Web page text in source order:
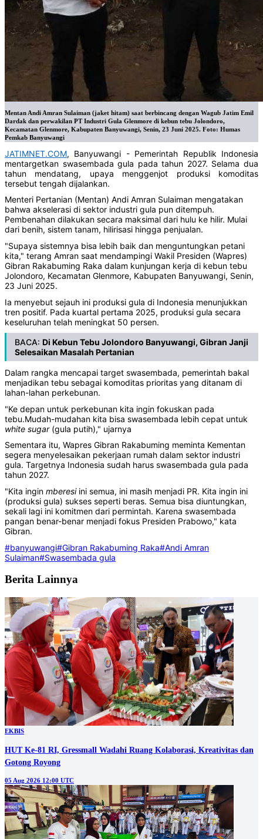
Mentan Andi Amran Sulaiman (jaket hitam) saat berbincang dengan Wagub Jatim Emil
Dardak dan perwakilan PT Industri Gula Glenmore di kebun tebu Jolondoro,
Kecamatan Glenmore, Kabupaten Banyuwangi, Senin, 23 Juni 2025. Foto: Humas
Pemkab Banyuwangi
JATIMNET.COM, Banyuwangi - Pemerintah Republik Indonesia
mentargetkan swasembada gula pada tahun 2027. Selama dua
tahun mendatang, upaya menggenjot produksi komoditas
tersebut tengah dijalankan.
Menteri Pertanian (Mentan) Andi Amran Sulaiman mengatakan
bahwa akselerasi di sektor industri gula pun ditempuh.
Pembenahan dilakukan secara maksimal dari hulu ke hilir. Mulai
dari benih, sistem tanam, hilirisasi hingga penjualan.
"Supaya sistemnya bisa lebih baik dan menguntungkan petani
kita," terang Amran saat mendampingi Wakil Presiden (Wapres)
Gibran Rakabuming Raka dalam kunjungan kerja di kebun tebu
Jolondoro, Kecamatan Glenmore, Kabupaten Banyuwangi, Senin,
23 Juni 2025.
Ia menyebut sejauh ini produksi gula di Indonesia menunjukkan
tren positif. Pada kuartal pertama 2025, produksi gula secara
keseluruhan telah meningkat 50 persen.
BACA: Di Kebun Tebu Jolondoro Banyuwangi, Gibran Janji
Selesaikan Masalah Pertanian
Dalam rangka mencapai target swasembada, pemerintah bakal
menjadikan tebu sebagai komoditas prioritas yang ditanam di
lahan-lahan perkebunan.
"Ke depan untuk perkebunan kita ingin fokuskan pada
tebu.Mudah-mudahan kita bisa swasembada lebih cepat untuk
white sugar(gula putih)," ujarnya
Sementara itu, Wapres Gibran Rakabuming meminta Kementan
segera menyelesaikan pekerjaan rumah dalam sektor industri
gula. Targetnya Indonesia sudah harus swasembada gula pada
tahun 2027.
"Kita ingin mberesiini semua, ini masih menjadi PR. Kita ingin ini
(produksi gula) sukses seperti beras. Semua bisa diuntungkan,
sekali lagi ini komitmen dari permintah. Karena swasembada
pangan benar-benar menjadi fokus Presiden Prabowo," kata
Gibran.
#banyuwangi#Gibran Rakabuming Raka#Andi Amran
Sulaiman#Swasembada gula
Berita Lainnya
EKBIS
HUT Ke-81 RI, Gressmall Wadahi Ruang Kolaborasi, Kreativitas dan
Gotong Royong
05 Aug 2026 12:00 UTC